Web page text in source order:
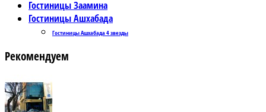
Гостиницы Заамина
Гостиницы Ашхабада
Гостиницы Ашхабада 4 звезды
Рекомендуем